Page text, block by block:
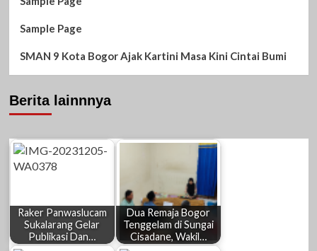
Sample Page
SMAN 9 Kota Bogor Ajak Kartini Masa Kini Cintai Bumi
Berita lainnnya
Raker Panwaslucam
Sukalarang Gelar
Publikasi Dan…
Dua Remaja Bogor
Tenggelam di Sungai
Cisadane, Wakil…